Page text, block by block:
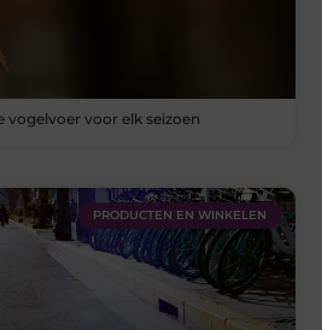
vogelvoer voor elk seizoen
PRODUCTEN EN WINKELEN